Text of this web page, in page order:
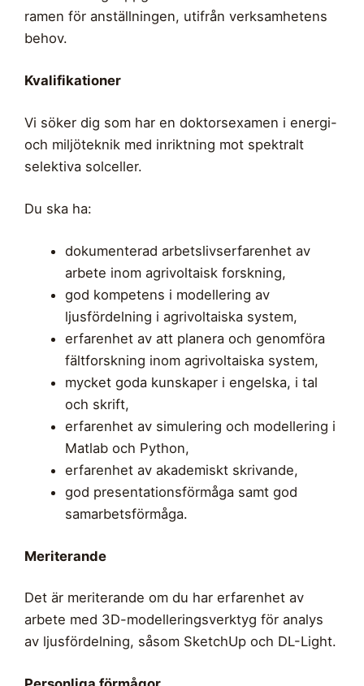
ramen för anställningen, utifrån verksamhetens
behov.
Kvalifikationer
Vi söker dig som har en doktorsexamen i energi-
och miljöteknik med inriktning mot spektralt
selektiva solceller.
Du ska ha:
dokumenterad arbetslivserfarenhet av
arbete inom agrivoltaisk forskning,
god kompetens i modellering av
ljusfördelning i agrivoltaiska system,
erfarenhet av att planera och genomföra
fältforskning inom agrivoltaiska system,
mycket goda kunskaper i engelska, i tal
och skrift,
erfarenhet av simulering och modellering i
Matlab och Python,
erfarenhet av akademiskt skrivande,
god presentationsförmåga samt god
samarbetsförmåga.
Meriterande
Det är meriterande om du har erfarenhet av
arbete med 3D-modelleringsverktyg för analys
av ljusfördelning, såsom SketchUp och DL-Light.